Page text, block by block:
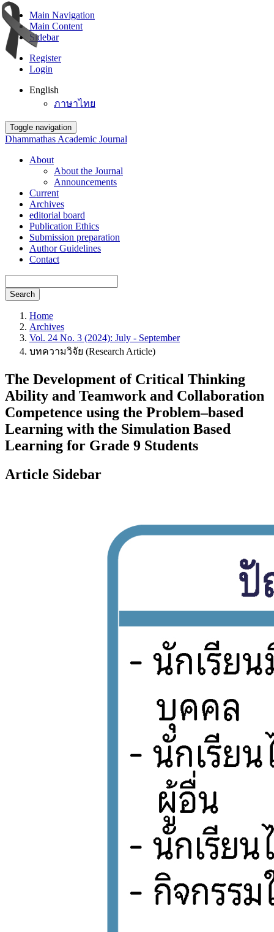
Main Navigation
Main Content
Sidebar
Register
Login
English
ภาษาไทย
Toggle navigation
Dhammathas Academic Journal
About
About the Journal
Announcements
Current
Archives
editorial board
Publication Ethics
Submission preparation
Author Guidelines
Contact
Search
Home
Archives
Vol. 24 No. 3 (2024): July - September
บทความวิจัย (Research Article)
The Development of Critical Thinking
Ability and Teamwork and Collaboration
Competence using the Problem–based
Learning with the Simulation Based
Learning for Grade 9 Students
Article Sidebar